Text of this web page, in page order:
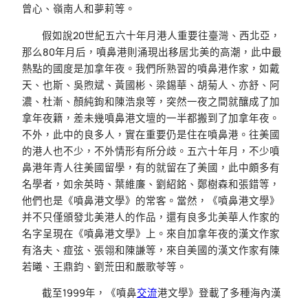
曾心、嶺南人和夢莉等。
假如說20世紀五六十年月港人重要往臺灣、西北亞，
那么80年月后，噴鼻港則涌現出移居北美的高潮，此中最
熱點的國度是加拿年夜。我們所熟習的噴鼻港作家，如戴
天、也斯、吳煦斌、黃國彬、梁錫華、胡菊人、亦舒、阿
濃、杜漸、顏純鉤和陳浩泉等，突然一夜之間就釀成了加
拿年夜籍，差未幾噴鼻港文壇的一半都搬到了加拿年夜。
不外，此中的良多人，實在重要仍是住在噴鼻港。往美國
的港人也不少，不外情形有所分歧。五六十年月，不少噴
鼻港年青人往美國留學，有的就留在了美國，此中頗多有
名學者，如余英時、葉維廉、劉紹銘、鄭樹森和張錯等，
他們也是《噴鼻港文學》的常客。當然，《噴鼻港文學》
并不只僅頒發北美港人的作品，還有良多北美華人作家的
名字呈現在《噴鼻港文學》上。來自加拿年夜的漢文作家
有洛夫、痖弦、張翎和陳謙等，來自美國的漢文作家有陳
若曦、王鼎鈞、劉荒田和嚴歌苓等。
截至1999年，《噴鼻交流港文學》登載了多種海內漢